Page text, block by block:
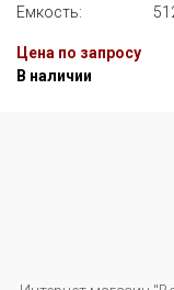
Емкость:
Цена по запросу
В наличии